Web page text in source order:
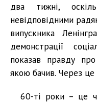
два тижні,
невідповідними
випускника
демонстрації
показав правду
якою бачив. Через це
60-ті роки – це